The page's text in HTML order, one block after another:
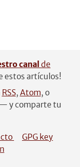
canal de
estos artículos!
RSS, Atom, o
— y comparte tu
GPG key